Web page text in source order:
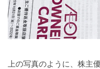
上の写真のように、株主